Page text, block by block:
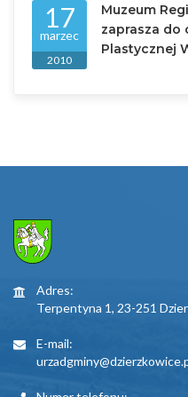
17
marzec
2010
Muzeum
zaprasza do
Plastycznej
Adres:
Terpentyna 1, 23-251
E-mail: